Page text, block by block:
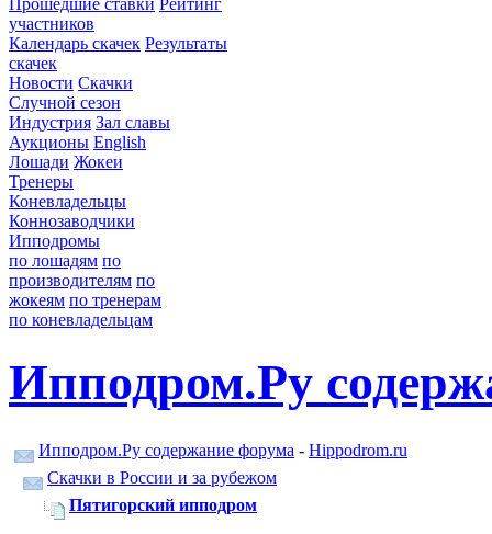
Прошедшие ставки Рейтинг
участников
Календарь скачек Результаты
скачек
Новости Скачки
Случной сезон
Индустрия Зал славы
Аукционы English
Лошади Жокеи
Тренеры
Коневладельцы
Коннозаводчики
Ипподромы
по лошадям по
производителям по
жокеям по тренерам
по коневладельцам
Ипподром.Ру
Ипподром.Ру содержание форума - Hippodrom.ru
Скачки в России и за рубежом
Пятигорский ипподром